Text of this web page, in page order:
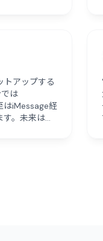
アップする
は
はiMessage経
。未来はこ